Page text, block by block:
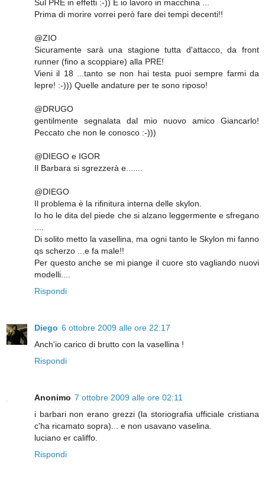
Sul PRE in effetti :-)) E io lavoro in macchina ...
Prima di morire vorrei però fare dei tempi decenti!!
@ZIO
Sicuramente sarà una stagione tutta d'attacco, da front
runner (fino a scoppiare) alla PRE!
Vieni il 18 ...tanto se non hai testa puoi sempre farmi da
lepre! :-))) Quelle andature per te sono riposo!
@DRUGO
gentilmente segnalata dal mio nuovo amico Giancarlo!
Peccato che non le conosco :-)))
@DIEGO e IGOR
Il Barbara si sgrezzerà e.......
@DIEGO
Il problema è la rifinitura interna delle skylon.
Io ho le dita del piede che si alzano leggermente e sfregano
Di solito metto la vasellina, ma ogni tanto le Skylon mi fanno
qs scherzo ...e fa male!!
Per questo anche se mi piange il cuore sto vagliando nuovi
modelli....
Rispondi
Diego 6 ottobre 2009 alle ore 22:17
Anch'io carico di brutto con la vasellina !
Rispondi
Anonimo 7 ottobre 2009 alle ore 02:11
i barbari non erano grezzi (la storiografia ufficiale cristiana
c'ha ricamato sopra)... e non usavano vaselina.
luciano er califfo.
Rispondi